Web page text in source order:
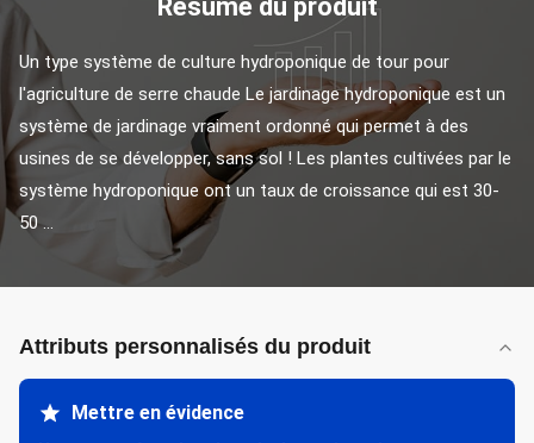
Résumé du produit
Un type système de culture hydroponique de tour pour
l'agriculture de serre chaude Le jardinage hydroponique est un
système de jardinage vraiment ordonné qui permet à des
usines de se développer, sans sol ! Les plantes cultivées par le
système hydroponique ont un taux de croissance qui est 30-
50 ...
Attributs personnalisés du produit
Mettre en évidence